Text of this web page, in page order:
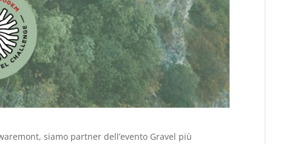
siamo partner dell’evento Gravel più